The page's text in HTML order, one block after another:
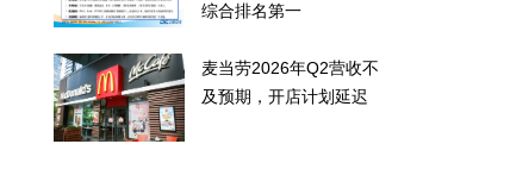
综合排名第一
麦当劳2026年Q2营收不
及预期，开店计划延迟